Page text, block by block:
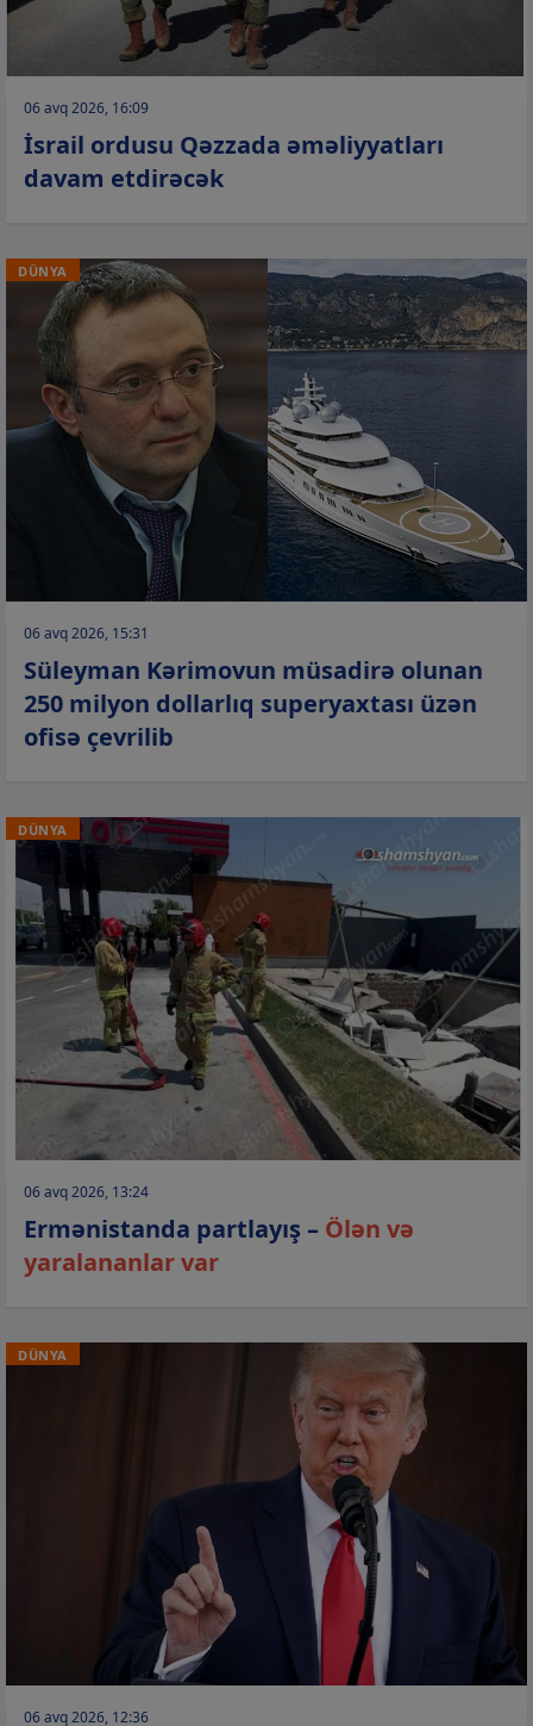
06 avq 2026, 16:09
İsrail ordusu Qəzzada əməliyyatları
davam etdirəcək
DÜNYA
06 avq 2026, 15:31
Süleyman Kərimovun müsadirə olunan
250 milyon dollarlıq superyaxtası üzən
ofisə çevrilib
DÜNYA
06 avq 2026, 13:24
Ermənistanda partlayış – Ölən və
yaralananlar var
DÜNYA
06 avq 2026, 12:36